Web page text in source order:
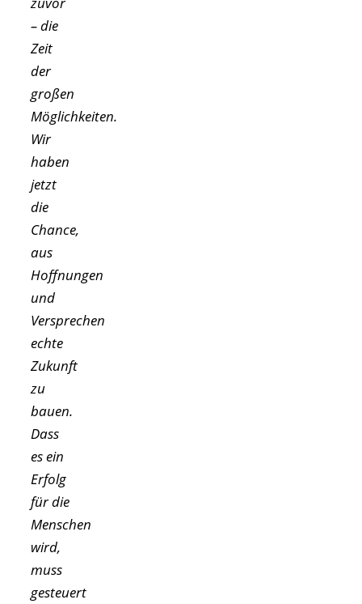
– die
Zeit
der
großen
Möglichkeiten.
Wir
haben
jetzt
die
Chance,
aus
Hoffnungen
und
Versprechen
echte
Zukunft
zu
bauen.
Dass
es ein
Erfolg
für die
Menschen
wird,
muss
gesteuert